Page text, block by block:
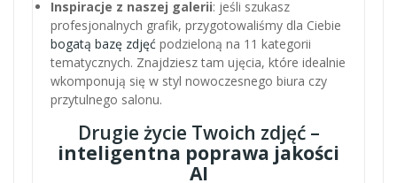
Inspiracje z naszej galerii: jeśli szukasz
profesjonalnych grafik, przygotowaliśmy dla Ciebie
bogatą bazę zdjęć podzieloną na 11 kategorii
tematycznych. Znajdziesz tam ujęcia, które idealnie
wkomponują się w styl nowoczesnego biura czy
przytulnego salonu.
Drugie życie Twoich zdjęć –
inteligentna poprawa jakości
AI